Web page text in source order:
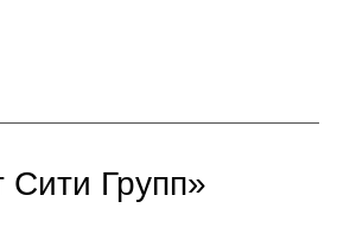
Групп»